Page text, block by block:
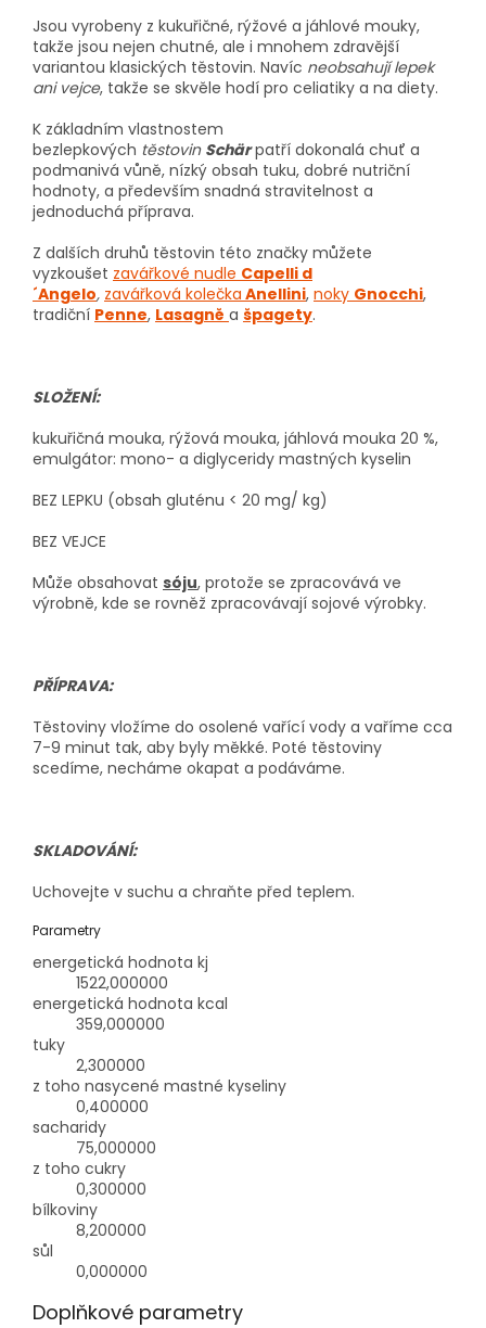
Jsou vyrobeny z kukuřičné, rýžové a jáhlové mouky,
takže jsou nejen chutné, ale i mnohem zdravější
variantou klasických těstovin. Navíc neobsahují lepek
ani vejce, takže se skvěle hodí pro celiatiky a na diety.
K základním vlastnostem
bezlepkových těstovin Schär patří dokonalá chuť a
podmanivá vůně, nízký obsah tuku, dobré nutriční
hodnoty, a především snadná stravitelnost a
jednoduchá příprava.
Z dalších druhů těstovin této značky můžete
vyzkoušet zavářkové nudle Capelli d
´Angelo, zavářková kolečka Anellini, noky Gnocchi,
tradiční Penne, Lasagně a špagety.
SLOŽENÍ:
kukuřičná mouka, rýžová mouka, jáhlová mouka 20 %,
emulgátor: mono- a diglyceridy mastných kyselin
BEZ LEPKU (obsah gluténu < 20 mg/ kg)
BEZ VEJCE
Může obsahovat sóju, protože se zpracovává ve
výrobně, kde se rovněž zpracovávají sojové výrobky.
PŘÍPRAVA:
Těstoviny vložíme do osolené vařící vody a vaříme cca
7-9 minut tak, aby byly měkké. Poté těstoviny
scedíme, necháme okapat a podáváme.
SKLADOVÁNÍ:
Uchovejte v suchu a chraňte před teplem.
Parametry
energetická hodnota kj
1522,000000
energetická hodnota kcal
359,000000
tuky
2,300000
z toho nasycené mastné kyseliny
0,400000
sacharidy
75,000000
z toho cukry
0,300000
bílkoviny
8,200000
sůl
0,000000
Doplňkové parametry